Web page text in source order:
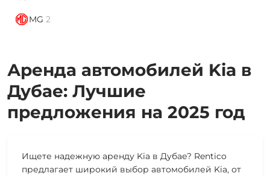
MG 2
Аренда автомобилей Kia в
Дубае: Лучшие
предложения на 2025 год
Ищете надежную аренду Kia в Дубае? Rentico
предлагает широкий выбор автомобилей Kia, от